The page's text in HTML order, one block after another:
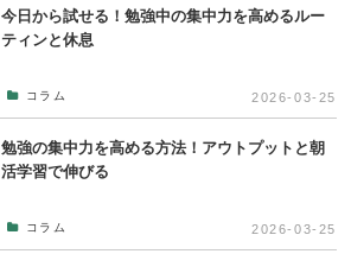
今日から試せる！勉強中の集中力を高めるルー
ティンと休息
コラム 2026-03-25
勉強の集中力を高める方法！アウトプットと朝
活学習で伸びる
コラム 2026-03-25